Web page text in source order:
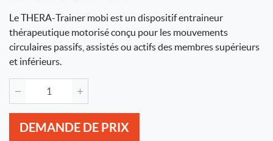
Le THERA-Trainer mobi est un dispositif entraineur
thérapeutique motorisé conçu pour les mouvements
circulaires passifs, assistés ou actifs des membres supérieurs
et inférieurs.
DEMANDE DE PRIX